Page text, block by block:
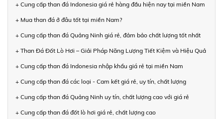
+ Cung cấp than đá Indonesia giá rẻ hàng đầu hiện nay tại miền Nam
+ Mua than đá ở đâu tốt tại miền Nam?
+ Cung cấp than đá Quảng Ninh giá rẻ, đảm bảo chất lượng tốt nhất
+ Than Đá Đốt Lò Hơi – Giải Pháp Năng Lượng Tiết Kiệm và Hiệu Quả
+ Cung cấp than đá Indonesia nhập khẩu giá rẻ tại miền Nam
+ Cung cấp than đá các loại - Cam kết giá rẻ, uy tín, chất lượng
+ Cung cấp than đá Quảng Ninh uy tín, chất lượng cao với giá rẻ
+ Cung cấp than đá đốt lò hơi giá rẻ, chất lượng cao